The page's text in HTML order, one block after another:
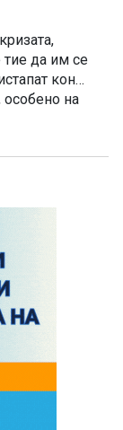
тие да им се
кон
на
премиерот